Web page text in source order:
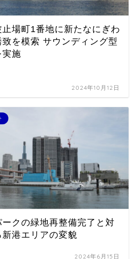
場町1番地に新たなにぎわ
を模索 サウンディング型
実施
2024年10月12日
ークの緑地再整備完了と対
新港エリアの変貌
2024年6月15日